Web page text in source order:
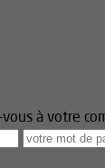
à votre